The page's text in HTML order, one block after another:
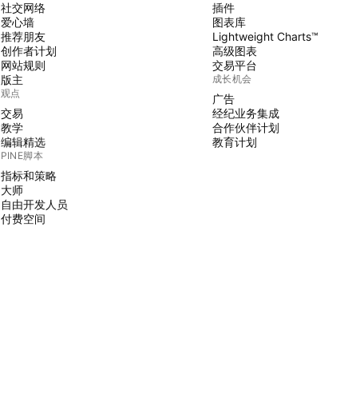
社交网络
爱心墙
推荐朋友
创作者计划
网站规则
版主
观点
交易
教学
编辑精选
PINE脚本
指标和策略
大师
自由开发人员
付费空间
插件
图表库
Lightweight Charts™
高级图表
交易平台
成长机会
广告
经纪业务集成
合作伙伴计划
教育计划